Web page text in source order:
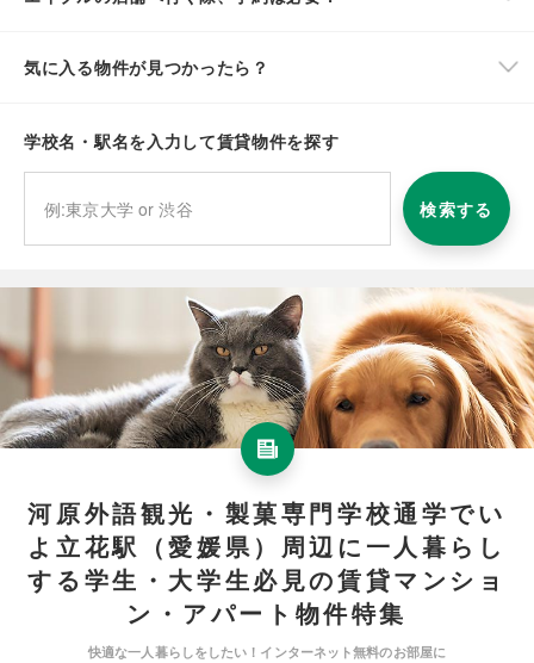
気に入る物件が見つかったら？
学校名・駅名を入力して賃貸物件を探す
検索する
河原外語観光・製菓専門学校通学でい
よ立花駅（愛媛県）周辺に一人暮らし
する学生・大学生必見の賃貸マンショ
ン・アパート物件特集
快適な一人暮らしをしたい！インターネット無料のお部屋に